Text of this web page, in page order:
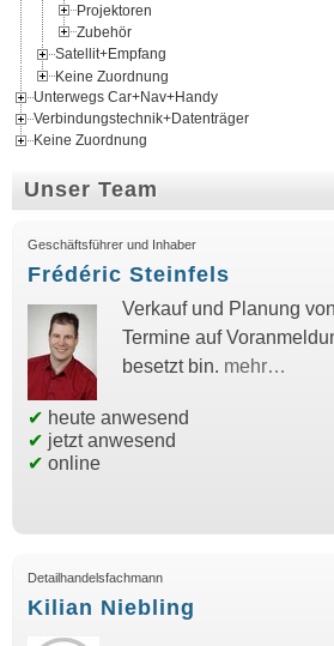
Projektoren
Zubehör
Satellit+Empfang
Keine Zuordnung
Unterwegs Car+Nav+Handy
Verbindungstechnik+Datenträger
Keine Zuordnung
Unser Team
Geschäftsführer und Inhaber
Frédéric Steinfels
Verkauf und Planung
Termine auf
besetzt bin. mehr…
✔ heute anwesend
✔ jetzt anwesend
✔ online
Detailhandelsfachmann
Kilian Niebling